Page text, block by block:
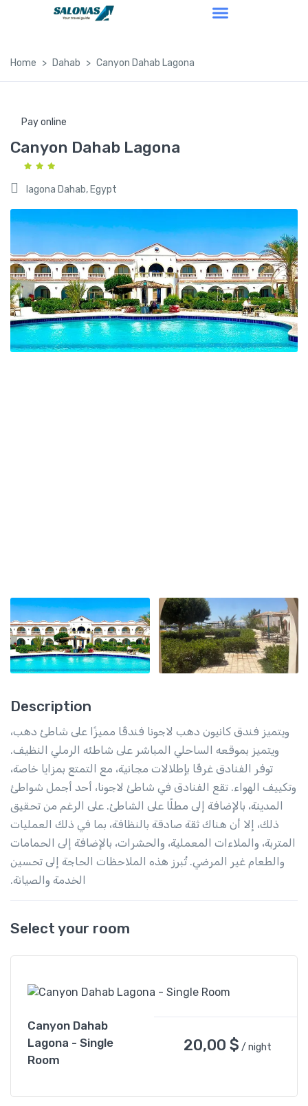
Home Dahab Canyon Dahab Lagona
Pay online
Canyon Dahab Lagona
lagona Dahab, Egypt
Description
ويتميز فندق كانيون دهب لاجونا فندقًا مميزًا على شاطئ دهب،
ويتميز بموقعه الساحلي المباشر على شاطئه الرملي النظيف.
توفر الفنادق غرفًا بإطلالات مجانية، مع التمتع بمزايا خاصة،
وتكييف الهواء. تقع الفنادق في شاطئ لاجونا، أحد أجمل شواطئ
المدينة، بالإضافة إلى مطلًا على الشاطئ. على الرغم من تحقيق
ذلك، إلا أن هناك ثقة صادقة بالنظافة، بما في ذلك العمليات
المتربة، والملاءات المعملية، والحشرات، بالإضافة إلى الحمامات
والطعام غير المرضي. تُبرز هذه الملاحظات الحاجة إلى تحسين
الخدمة والصيانة.
Select your room
Canyon Dahab
Lagona - Single
Room
20,00 $ / night